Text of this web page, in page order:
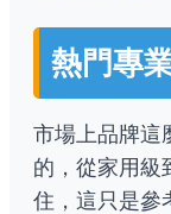
熱門專
市場上品牌這
的，從家用級
住，這只是參